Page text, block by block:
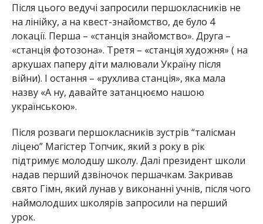
Після цього ведучі запросили першокласників не
на лінійку, а на квест-знайомство, де було 4
локації. Перша – «станція знайомство». Друга –
«станція фотозона». Третя – «станція художня» ( на
аркушах паперу діти малювали Україну після
війни). І остання – «рухлива станція», яка мала
назву «А ну, давайте затанцюємо нашою
українською».
Після розваги першокласників зустрів “талісман
ліцею” Магістер Топчик, який з року в рік
підтримує молодшу школу. Далі президент школи
надав перший дзвіночок першачкам. Закривав
свято Гімн, який лунав у виконанні учнів, після чого
наймолодших школярів запросили на перший
урок.